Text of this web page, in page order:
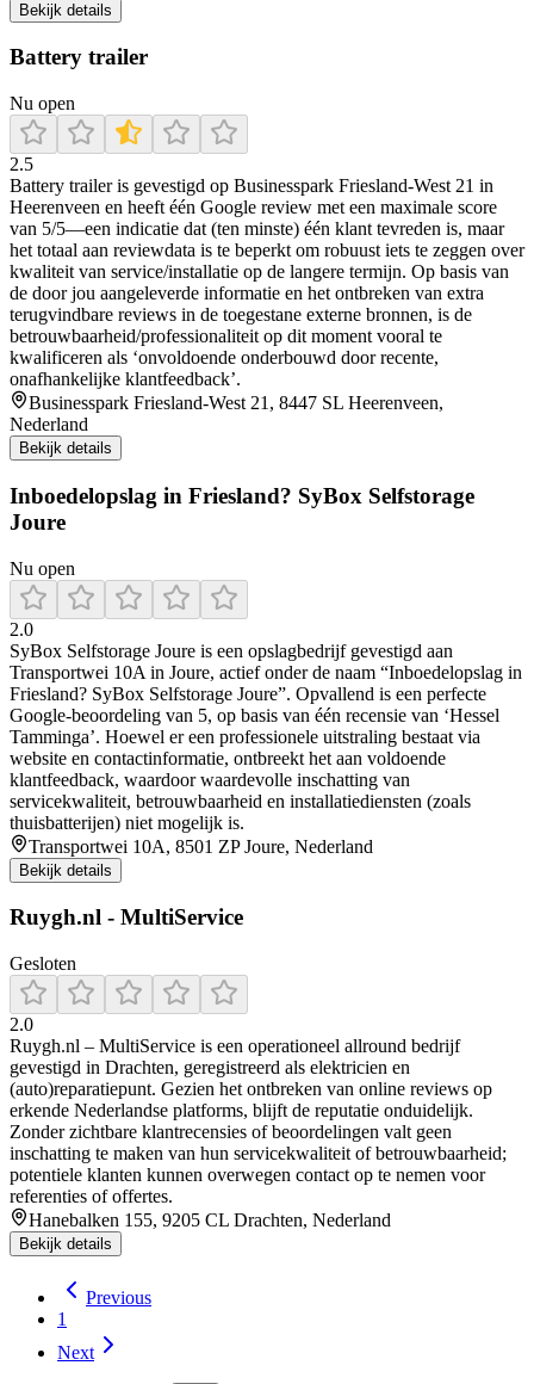
Bekijk details
Battery trailer
Nu open
2.5
Battery trailer is gevestigd op Businesspark Friesland-West 21 in
Heerenveen en heeft één Google review met een maximale score
van 5/5—een indicatie dat (ten minste) één klant tevreden is, maar
het totaal aan reviewdata is te beperkt om robuust iets te zeggen over
kwaliteit van service/installatie op de langere termijn. Op basis van
de door jou aangeleverde informatie en het ontbreken van extra
terugvindbare reviews in de toegestane externe bronnen, is de
betrouwbaarheid/professionaliteit op dit moment vooral te
kwalificeren als ‘onvoldoende onderbouwd door recente,
onafhankelijke klantfeedback’.
Businesspark Friesland-West 21, 8447 SL Heerenveen,
Nederland
Bekijk details
Inboedelopslag in Friesland? SyBox Selfstorage
Joure
Nu open
2.0
SyBox Selfstorage Joure is een opslagbedrijf gevestigd aan
Transportwei 10A in Joure, actief onder de naam “Inboedelopslag in
Friesland? SyBox Selfstorage Joure”. Opvallend is een perfecte
Google-beoordeling van 5, op basis van één recensie van ‘Hessel
Tamminga’. Hoewel er een professionele uitstraling bestaat via
website en contactinformatie, ontbreekt het aan voldoende
klantfeedback, waardoor waardevolle inschatting van
servicekwaliteit, betrouwbaarheid en installatiediensten (zoals
thuisbatterijen) niet mogelijk is.
Transportwei 10A, 8501 ZP Joure, Nederland
Bekijk details
Ruygh.nl - MultiService
Gesloten
2.0
Ruygh.nl – MultiService is een operationeel allround bedrijf
gevestigd in Drachten, geregistreerd als elektricien en
(auto)reparatiepunt. Gezien het ontbreken van online reviews op
erkende Nederlandse platforms, blijft de reputatie onduidelijk.
Zonder zichtbare klantrecensies of beoordelingen valt geen
inschatting te maken van hun servicekwaliteit of betrouwbaarheid;
potentiele klanten kunnen overwegen contact op te nemen voor
referenties of offertes.
Hanebalken 155, 9205 CL Drachten, Nederland
Bekijk details
Previous
1
Next